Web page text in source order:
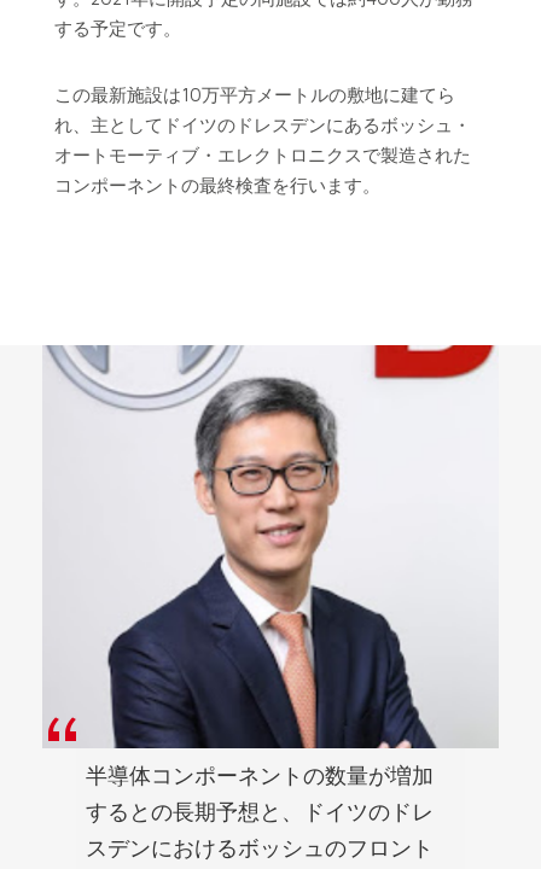
する予定です。
この最新施設は10万平方メートルの敷地に建てら
れ、主としてドイツのドレスデンにあるボッシュ・
オートモーティブ・エレクトロニクスで製造された
コンポーネントの最終検査を行います。
半導体コンポーネントの数量が増加
するとの長期予想と、ドイツのドレ
スデンにおけるボッシュのフロント